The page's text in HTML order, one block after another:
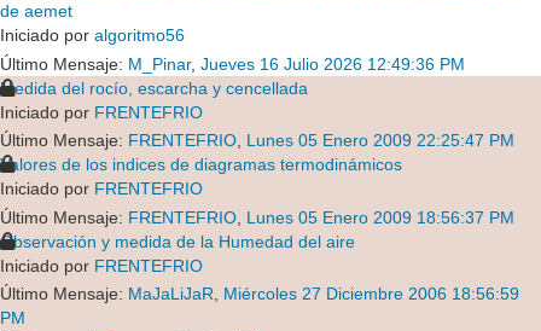
de aemet
Iniciado por algoritmo56
Último Mensaje: M_Pinar, Jueves 16 Julio 2026 12:49:36 PM
Medida del rocío, escarcha y cencellada
Iniciado por FRENTEFRIO
Último Mensaje: FRENTEFRIO, Lunes 05 Enero 2009 22:25:47 PM
Valores de los indices de diagramas termodinámicos
Iniciado por FRENTEFRIO
Último Mensaje: FRENTEFRIO Lunes 05 Enero 2009 18:56:37 PM
Observación y medida de la Humedad del aire
Iniciado por FRENTEFRIO
Último Mensaje: MaJaLiJaR, Miércoles 27 Diciembre 2006 18:56:59
PM